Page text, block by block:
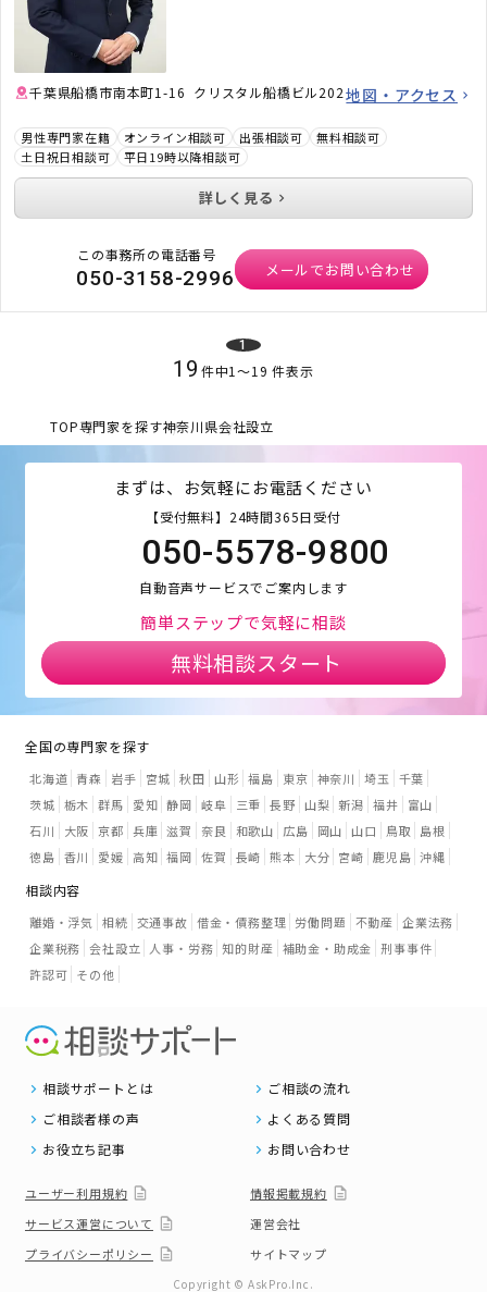
千葉県船橋市南本町1-16 クリスタル船橋ビル202地図・アクセス
男性専門家在籍 オンライン相談可 出張相談可
無料相談可
土日祝日相談可
平日19時以降相談可
詳しく見る
この事務所の電話番号
050-3158-2996 メールでお問い合わせ
1
19 件中1〜19 件表示
TOP専門家を探す神奈川県会社設立
まずは、お気軽にお電話ください
【受付無料】24時間365日受付
050-5578-9800
自動音声サービスでご案内します
簡単ステップで気軽に相談
無料相談スタート
全国の専門家を探す
北海道 青森 岩手 宮城 秋田 山形 福島 東京 神奈川 埼玉
千葉
茨城 栃木 群馬 愛知 静岡 岐阜 三重 長野 山梨 新潟 福井
富山
石川
大阪 京都 兵庫 滋賀 奈良 和歌山 広島 岡山 山口 鳥取
島根
徳島 香川 愛媛 高知 福岡 佐賀 長崎 熊本 大分 宮崎 鹿児島 沖縄
相談内容
離婚・浮気 相続 交通事故 借金・債務整理 労働問題 不動産 企業法務
企業税務 会社設立 人事・労務 知的財産 補助金・助成金 刑事事件
許認可 その他
相談サポートとは
ご相談の流れ
ご相談者様の声
よくある質問
お役立ち記事
お問い合わせ
ユーザー利用規約
情報掲載規約
サービス運営について
運営会社
プライバシーポリシー
サイトマップ
Copyright © AskPro.Inc.